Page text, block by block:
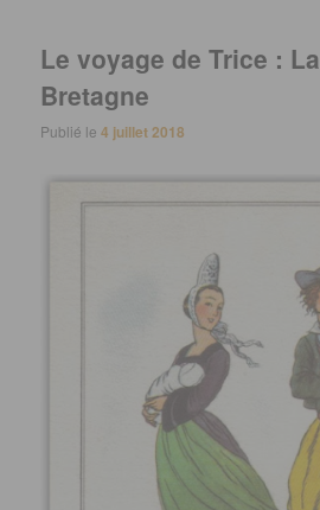
Le voyage de Trice : La
Bretagne
Publié le4 juillet 2018